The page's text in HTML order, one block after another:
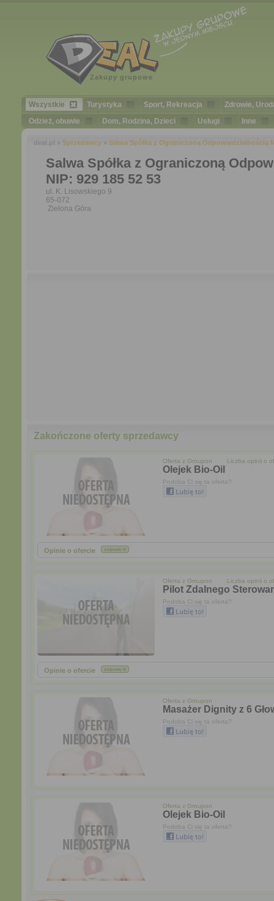
Zakupy grupowe
Wszystkie Turystyka Sport, Rekreacja Zdrowie,
Odzież, obuwie
Dom, Rodzina, Dzieci Usługi Inne
deal.pl » Sprzedawcy» Salwa Spółka z Ograniczoną Odpowiedzialnością
Salwa Spółka z Ograniczoną
NIP: 929 185 52 53
ul. K. Lisowskiego 9
65-072
Zielona Góra
Zakończone oferty sprzedawcy
Oferta z Groupon Liczba opinii o
Olejek Bio-Oil
Podoba Ci się ta oferta?
Opinie o ofercie
Oferta z Groupon Liczba opinii o
Pilot Zdalnego
Podoba Ci się ta oferta?
Opinie o ofercie
Oferta z Groupon
Masażer Dignity z 6
Podoba Ci się ta oferta?
Oferta z Groupon
Olejek Bio-Oil
Podoba Ci się ta oferta?